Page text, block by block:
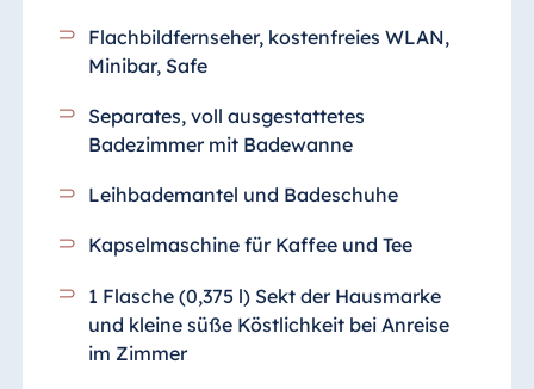
Flachbildfernseher, kostenfreies WLAN,
Minibar, Safe
Separates, voll ausgestattetes
Badezimmermit Badewanne
Leihbademantel und Badeschuhe
Kapselmaschine für Kaffee und Tee
1 Flasche (0,375 l) Sekt der Hausmarke
und kleine süße Köstlichkeit bei Anreise
im Zimmer